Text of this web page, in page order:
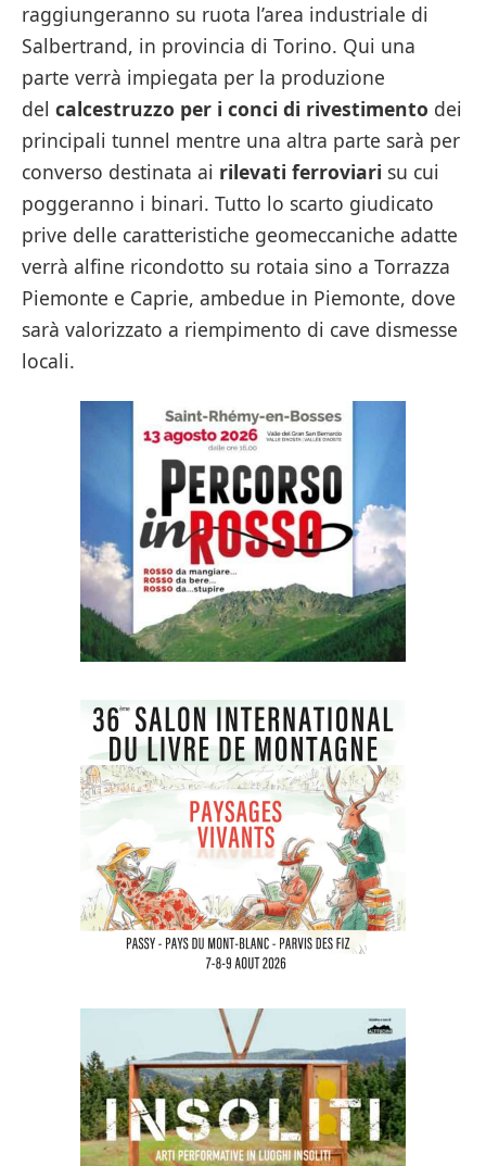
raggiungeranno su ruota l’area industriale di
Salbertrand, in provincia di Torino. Qui una
parte verrà impiegata per la produzione
del calcestruzzo per i conci di rivestimento dei
principali tunnel mentre una altra parte sarà per
converso destinata ai rilevati ferroviari su cui
poggeranno i binari. Tutto lo scarto giudicato
prive delle caratteristiche geomeccaniche adatte
verrà alfine ricondotto su rotaia sino a Torrazza
Piemonte e Caprie, ambedue in Piemonte, dove
sarà valorizzato a riempimento di cave dismesse
locali.